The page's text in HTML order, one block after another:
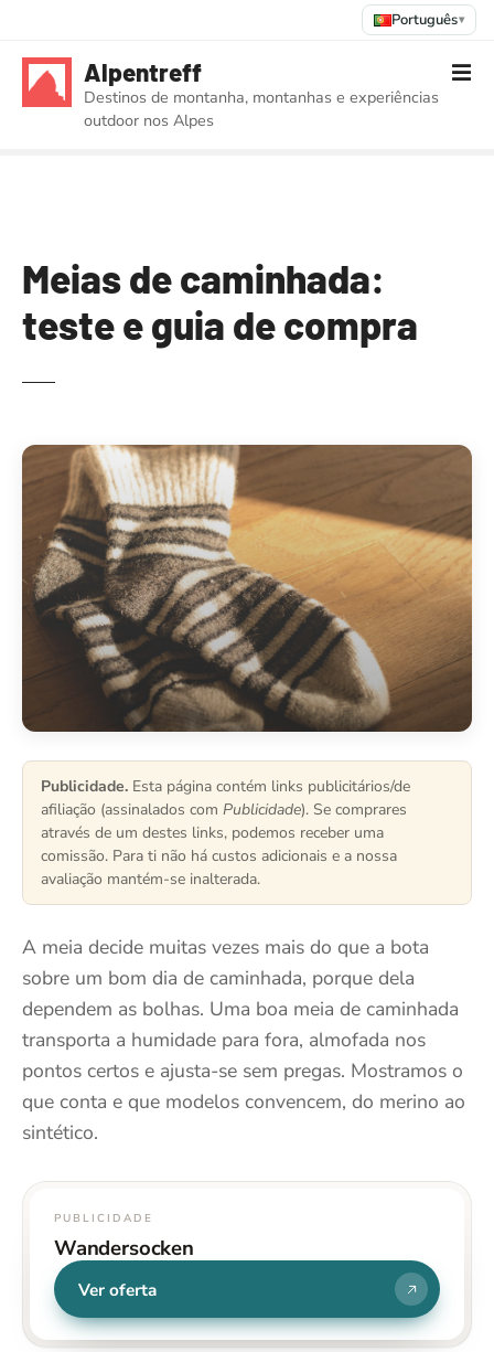
Português▾
Alpentreff
Destinos de montanha, montanhas e experiências
outdoor nos Alpes
Meias de caminhada:
teste e guia de compra
Publicidade. Esta página contém links publicitários/de
afiliação (assinalados com Publicidade). Se comprares
através de um destes links, podemos receber uma
comissão. Para ti não há custos adicionais e a nossa
avaliação mantém-se inalterada.
A meia decide muitas vezes mais do que a bota
sobre um bom dia de caminhada, porque dela
dependem as bolhas. Uma boa meia de caminhada
transporta a humidade para fora, almofada nos
pontos certos e ajusta-se sem pregas. Mostramos o
que conta e que modelos convencem, do merino ao
sintético.
PUBLICIDADE
Wandersocken
Ver oferta